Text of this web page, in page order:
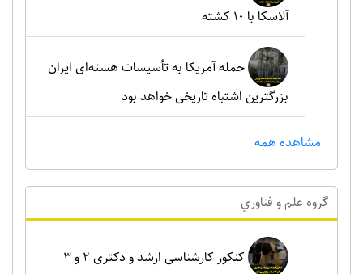
آلاسکا با ۱۰ کشته
حمله آمریکا به تأسیسات هسته‌ای ایران
بزرگترین اشتباه تاریخی خواهد بود
مشاهده همه
گروه علم و فناوري
کنکور کارشناسی ارشد و دکتری ۲ و ۳